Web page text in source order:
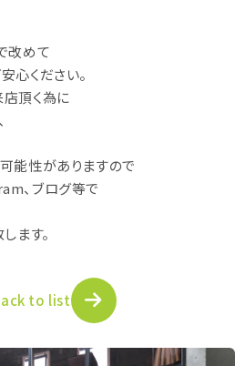
改めて
心ください。
頂く為に
能性がありますので
、ブログ等で
ます。
to list